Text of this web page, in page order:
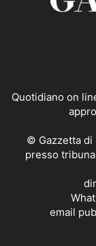
Quotidiano on
© Gazzetta di
presso
email